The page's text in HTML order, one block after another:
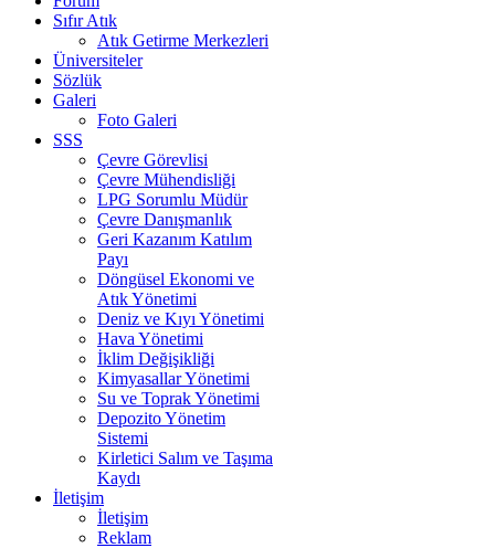
Sıfır Atık
Atık Getirme Merkezleri
Üniversiteler
Sözlük
Galeri
Foto Galeri
SSS
Çevre Görevlisi
Çevre Mühendisliği
LPG Sorumlu Müdür
Çevre Danışmanlık
Geri Kazanım Katılım
Payı
Döngüsel Ekonomi ve
Atık Yönetimi
Deniz ve Kıyı Yönetimi
Hava Yönetimi
İklim Değişikliği
Kimyasallar Yönetimi
Su ve Toprak Yönetimi
Depozito Yönetim
Sistemi
Kirletici Salım ve Taşıma
Kaydı
İletişim
İletişim
Reklam